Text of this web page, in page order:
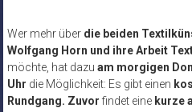
Wer mehr über die beiden
Wolfgang Horn und ihre Arbeit
möchte, hat dazu am morgigen
Uhr die Möglichkeit: Es gibt einen
Rundgang. Zuvor findet eine kurze